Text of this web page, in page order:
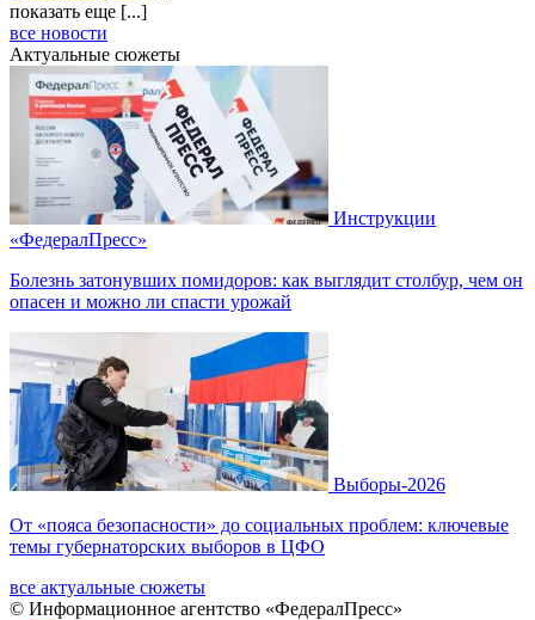
показать еще [...]
все новости
Актуальные сюжеты
Инструкции
«ФедералПресс»
Болезнь затонувших помидоров: как выглядит столбур, чем он
опасен и можно ли спасти урожай
Выборы-2026
От «пояса безопасности» до социальных проблем: ключевые
темы губернаторских выборов в ЦФО
все актуальные сюжеты
© Информационное агентство «ФедералПресс»